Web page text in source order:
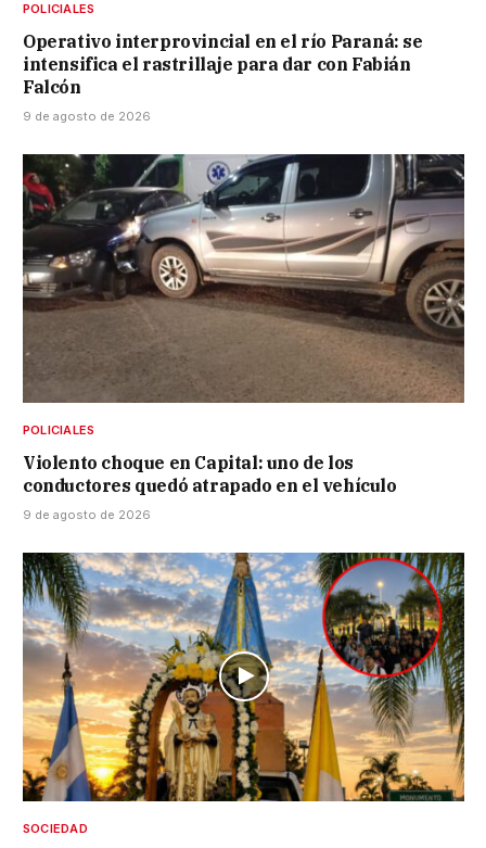
POLICIALES
Operativo interprovincial en el río Paraná: se
intensifica el rastrillaje para dar con Fabián
Falcón
9 de agosto de 2026
POLICIALES
Violento choque en Capital: uno de los
conductores quedó atrapado en el vehículo
9 de agosto de 2026
SOCIEDAD